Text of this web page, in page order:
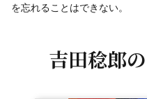
を忘れることはできない。
吉田稔郎の